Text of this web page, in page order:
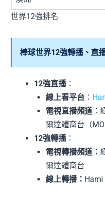
世界12強排名
棒球世界12強轉播、直
12強直播 ：
線上看平台 ：
電視直播頻道 ：
爾達體育台（
12強轉播 ：
電視轉播頻道：
爾達體育台
線上轉播： Hami